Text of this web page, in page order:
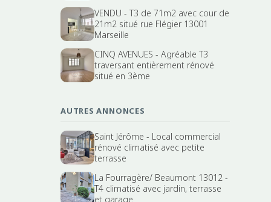
VENDU - T3 de 71m2 avec cour de
21m2 situé rue Flégier 13001
Marseille
CINQ AVENUES - Agréable T3
traversant entièrement rénové
situé en 3ème
AUTRES ANNONCES
Saint Jérôme - Local commercial
rénové climatisé avec petite
terrasse
La Fourragère/ Beaumont 13012 -
T4 climatisé avec jardin, terrasse
et garage